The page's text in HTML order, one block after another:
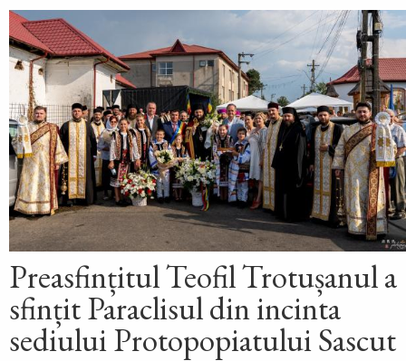
Preasfințitul Teofil Trotușanul a
sfințit Paraclisul din incinta
sediului Protopopiatului Sascut